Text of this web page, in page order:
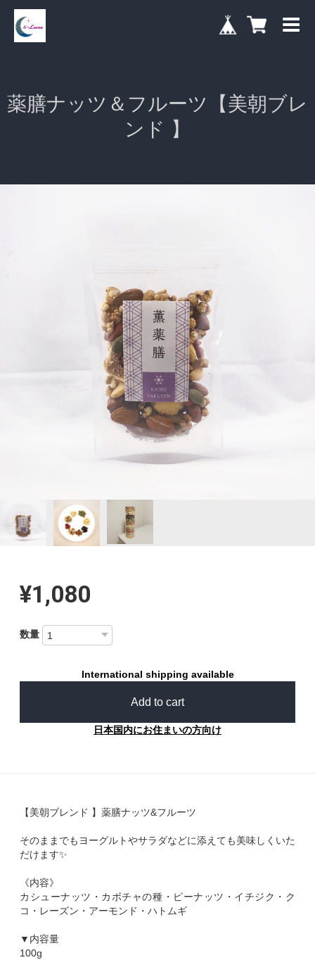
薬膳ナッツ＆フルーツ【美朝ブレ
ンド 】
¥1,080
数量
International shipping available
Add to cart
日本国内にお住まいの方向け
【美朝ブレンド 】薬膳ナッツ&フルーツ
そのままでもヨーグルトやサラダなどに添えても美味しくいた
だけます✨
《内容》
カシューナッツ・カボチャの種・ピーナッツ・イチジク・ク
コ・レーズン・アーモンド・ハトムギ
▼内容量
100g